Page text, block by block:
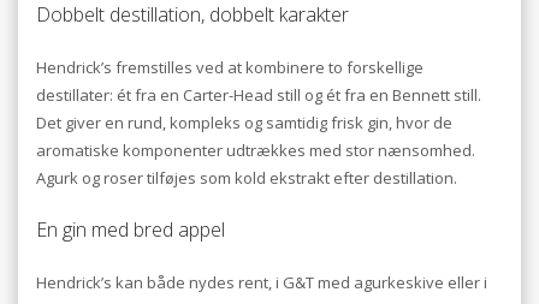
Dobbelt destillation, dobbelt karakter
Hendrick’s fremstilles ved at kombinere to forskellige
destillater: ét fra en Carter-Head still og ét fra en Bennett still.
Det giver en rund, kompleks og samtidig frisk gin, hvor de
aromatiske komponenter udtrækkes med stor nænsomhed.
Agurk og roser tilføjes som kold ekstrakt efter destillation.
En gin med bred appel
Hendrick’s kan både nydes rent, i G&T med agurkeskive eller i